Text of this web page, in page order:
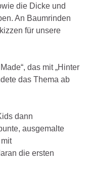
die Dicke und
An Baumrinden
für unsere
das mit „Hinter
das Thema ab
dann
ausgemalte
die ersten